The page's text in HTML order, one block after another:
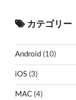
カテゴリー
Android (10)
iOS (3)
MAC (4)